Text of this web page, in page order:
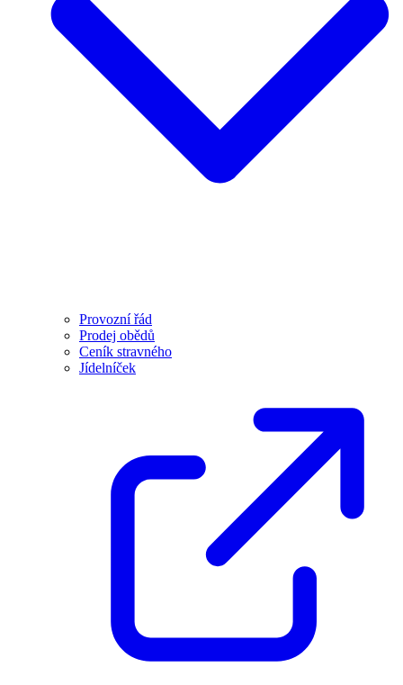
Provozní řád
Prodej obědů
Ceník stravného
Jídelníček